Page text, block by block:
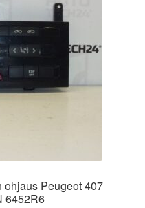
ohjaus Peugeot 407
6452R6